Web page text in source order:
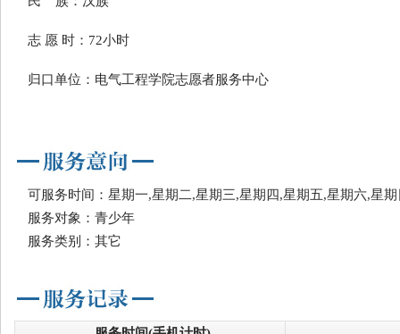
志 愿 时：72小时
归口单位：电气工程学院志愿者服务中心
可服务时间：星期一,星期二,星期三,星期四,星期五,星期六,星期
服务对象：青少年
服务类别：其它